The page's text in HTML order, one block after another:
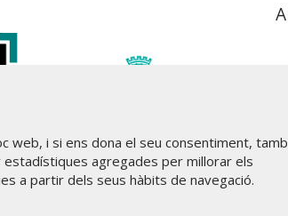
web, i si ens dona el seu consentiment,
agregades per millorar els
a partir dels seus hàbits de navegació.